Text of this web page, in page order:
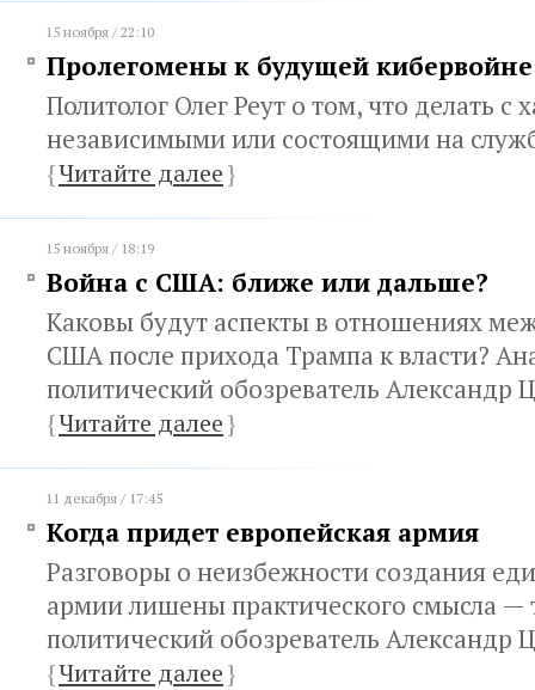
15 ноября / 22:10
Пролегомены к будущей кибервойне
Политолог Олег Реут о том, что делать с
независимыми или состоящими на
{Читайте далее}
15 ноября / 18:19
Война с США: ближе или дальше?
Каковы будут аспекты в отношениях
США после прихода Трампа к власти?
политический обозреватель Александр
{Читайте далее}
11 декабря / 17:45
Когда придет европейская армия
Разговоры о неизбежности создания
армии лишены практического смысла —
политический обозреватель Александр
{Читайте далее}